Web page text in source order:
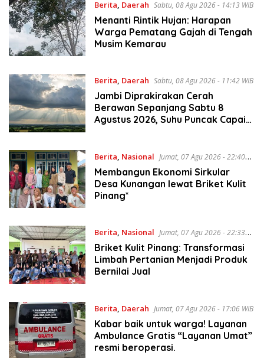
Berita, Daerah Sabtu, 08 Agu 2026 - 14:13 WIB
Menanti Rintik Hujan: Harapan
Warga Pematang Gajah di Tengah
Musim Kemarau
Berita, Daerah Sabtu, 08 Agu 2026 - 11:42 WIB
Jambi Diprakirakan Cerah
Berawan Sepanjang Sabtu 8
Agustus 2026, Suhu Puncak Capai
Berita, Nasional Jumat, 07 Agu 2026 - 22:40
WIB
Membangun Ekonomi Sirkular
Desa Kunangan lewat Briket Kulit
Pinang*
Berita, Nasional Jumat, 07 Agu 2026 - 22:33
WIB
Briket Kulit Pinang: Transformasi
Limbah Pertanian Menjadi Produk
Bernilai Jual
Berita, Daerah Jumat, 07 Agu 2026 - 17:06 WIB
Kabar baik untuk warga! Layanan
Ambulance Gratis “Layanan Umat”
resmi beroperasi.